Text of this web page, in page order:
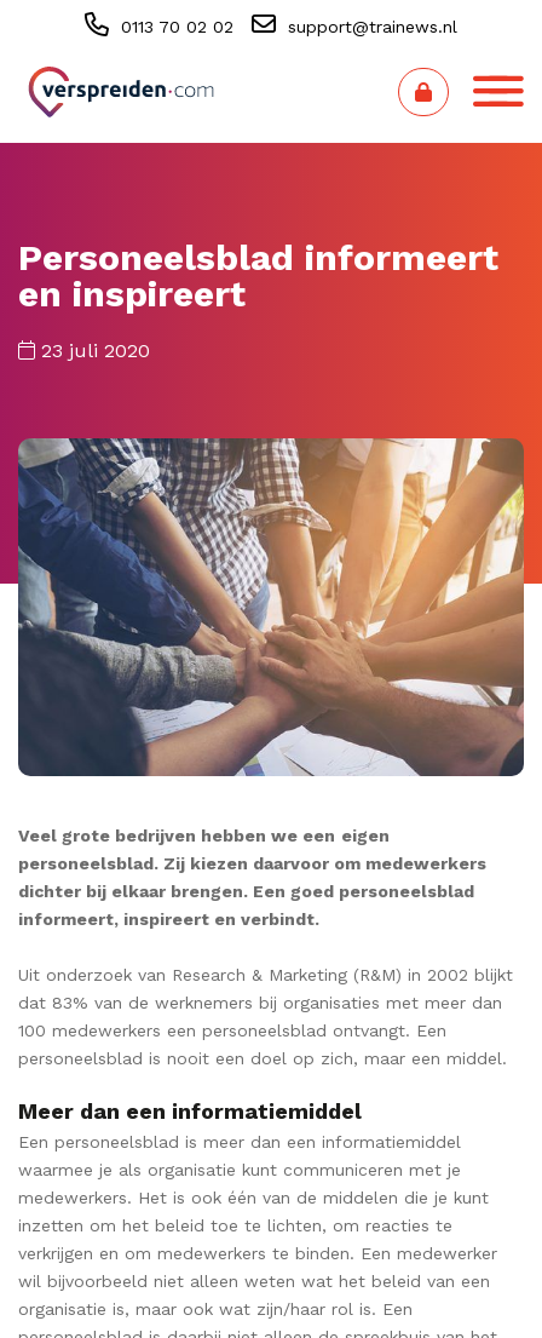
0113 70 02 02 support@trainews.nl
Personeelsblad informeert
en inspireert
23 juli 2020
Veel grote bedrijven hebben we een eigen
personeelsblad. Zij kiezen daarvoor om medewerkers
dichter bij elkaar brengen. Een goed personeelsblad
informeert, inspireert en verbindt.
Uit onderzoek van Research & Marketing (R&M) in 2002 blijkt
dat 83% van de werknemers bij organisaties met meer dan
100 medewerkers een personeelsblad ontvangt. Een
personeelsblad is nooit een doel op zich, maar een middel.
Meer dan een informatiemiddel
Een personeelsblad is meer dan een informatiemiddel
waarmee je als organisatie kunt communiceren met je
medewerkers. Het is ook één van de middelen die je kunt
inzetten om het beleid toe te lichten, om reacties te
verkrijgen en om medewerkers te binden. Een medewerker
wil bijvoorbeeld niet alleen weten wat het beleid van een
organisatie is, maar ook wat zijn/haar rol is. Een